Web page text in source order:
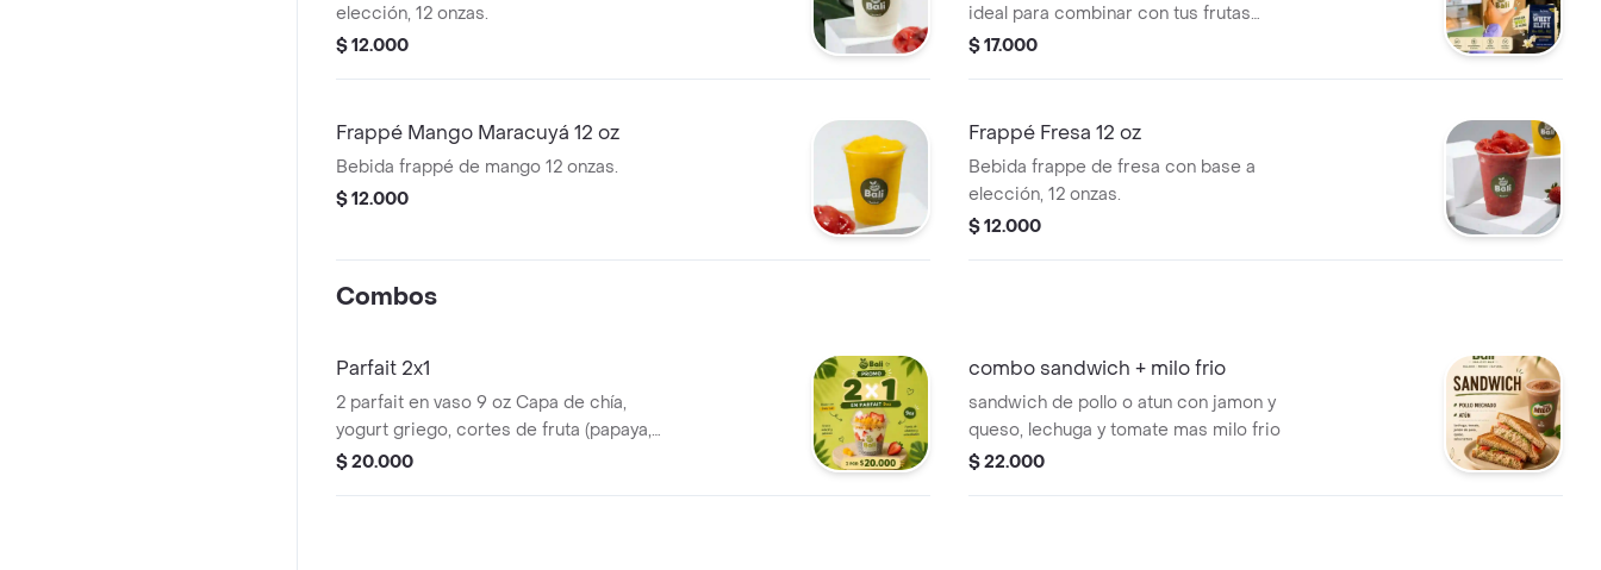
elección, 12 onzas.
$ 12.000
ideal para combinar con tus frutas
favoritas. Contiene 25 gramos de
$ 17.000
Frappé Mango Maracuyá 12 oz
Bebida frappé de mango 12 onzas.
$ 12.000
Frappé Fresa 12 oz
Bebida frappe de fresa con base a
elección, 12 onzas.
$ 12.000
Combos
Parfait 2x1
2 parfait en vaso 9 oz Capa de chía,
yogurt griego, cortes de fruta (papaya,
mango, piña, fresa) granola y miel
$ 20.000
combo sandwich + milo frio
sandwich de pollo o atun con jamon y
queso, lechuga y tomate mas milo frio
$ 22.000